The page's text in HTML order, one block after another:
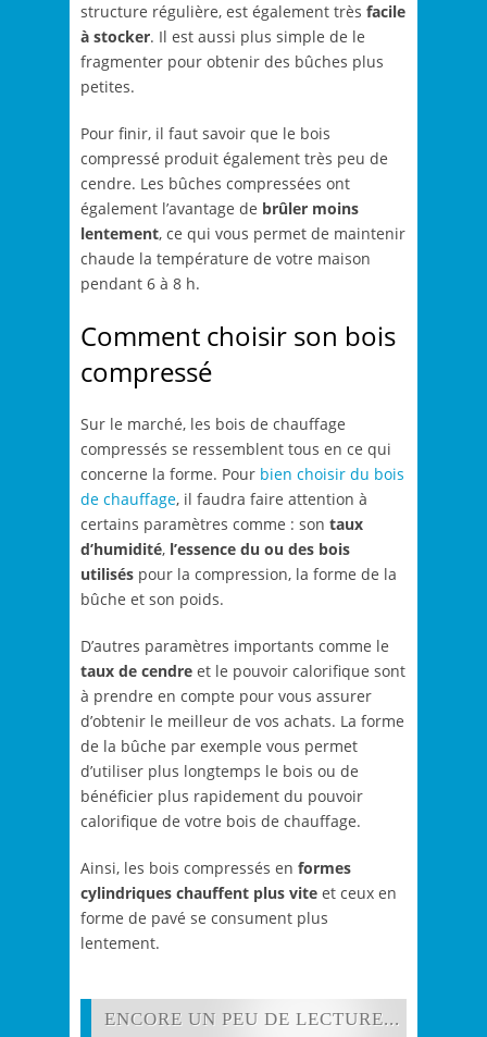
structure régulière, est également très facile
à stocker. Il est aussi plus simple de le
fragmenter pour obtenir des bûches plus
petites.
Pour finir, il faut savoir que le bois
compressé produit également très peu de
cendre. Les bûches compressées ont
également l’avantage de brûler moins
lentement, ce qui vous permet de maintenir
chaude la température de votre maison
pendant 6 à 8 h.
Comment choisir son bois
compressé
Sur le marché, les bois de chauffage
compressés se ressemblent tous en ce qui
concerne la forme. Pour bien choisir du bois
de chauffage, il faudra faire attention à
certains paramètres comme : son taux
d’humidité, l’essence du ou des bois
utilisés pour la compression, la forme de la
bûche et son poids.
D’autres paramètres importants comme le
taux de cendre et le pouvoir calorifique sont
à prendre en compte pour vous assurer
d’obtenir le meilleur de vos achats. La forme
de la bûche par exemple vous permet
d’utiliser plus longtemps le bois ou de
bénéficier plus rapidement du pouvoir
calorifique de votre bois de chauffage.
Ainsi, les bois compressés en formes
cylindriques chauffent plus vite et ceux en
forme de pavé se consument plus
lentement.
ENCORE UN PEU DE LECTURE...